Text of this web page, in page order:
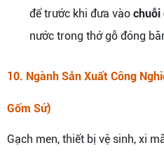
để trước khi đưa vào chuỗi
nước trong thớ gỗ đóng
10. Ngành Sản Xuất Công
Gốm Sứ)
Gạch men, thiết bị vệ sinh, xi